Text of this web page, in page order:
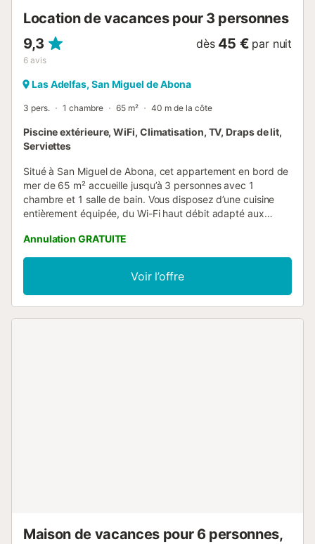
Location de vacances pour 3 personnes
9,3
6 avis
dès 45 € par nuit
Las Adelfas, San Miguel de Abona
3 pers. 1 chambre 65 m² 40 m de la côte
Piscine extérieure, WiFi, Climatisation, TV, Draps de lit,
Serviettes
Situé à San Miguel de Abona, cet appartement en bord de
mer de 65 m² accueille jusqu’à 3 personnes avec 1
chambre et 1 salle de bain. Vous disposez d’une cuisine
entièrement équipée, du Wi-Fi haut débit adapté aux
dédié. Pour les familles, un lit bébé et une chaise haute
sont à votre disposition. Profitez de votre terrasse
privative non couverte pour admirer la vue sur la mer. La
résidence propose 3 piscines extérieures communes pour
vos moments de détente. Le stationnement dans la rue est
Annulation GRATUITE
Voir l’offre
Maison de vacances pour 6 personnes,